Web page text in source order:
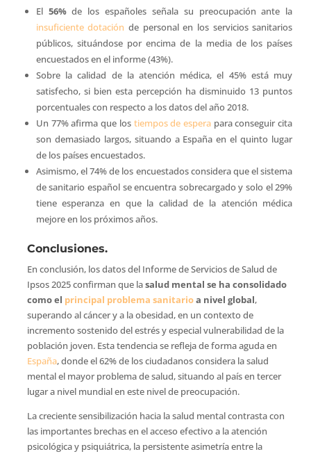
El 56%de los españoles señala su preocupación ante la
insuficiente dotación de personal en los servicios sanitarios
públicos, situándose por encima de la media de los países
encuestados en el informe (43%).
Sobre la calidad de la atención médica, el 45% está muy
satisfecho, si bien esta percepción ha disminuido 13 puntos
porcentuales con respecto a los datos del año 2018.
Un 77% afirma que los tiempos de esperapara conseguir cita
son demasiado largos, situando a España en el quinto lugar
de los países encuestados.
Asimismo, el 74% de los encuestados considera que el sistema
de sanitario español se encuentra sobrecargado y solo el 29%
tiene esperanza en que la calidad de la atención médica
mejore en los próximos años.
Conclusiones.
En conclusión, los datos del Informe de Servicios de Salud de
Ipsos 2025 confirman que lasalud mental se ha consolidado
como el principal problema sanitarioa nivel global,
superando al cáncer y a la obesidad, en un contexto de
incremento sostenido del estrés y especial vulnerabilidad de la
población joven. Esta tendencia se refleja de forma aguda en
España, donde el 62% de los ciudadanos considera la salud
mental el mayor problema de salud, situando al país en tercer
lugar a nivel mundial en este nivel de preocupación.
La creciente sensibilización hacia la salud mental contrasta con
las importantes brechas en el acceso efectivo a la atención
psicológica y psiquiátrica, la persistente asimetría entre la